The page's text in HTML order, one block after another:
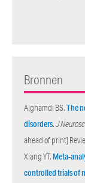
Bronnen
Alghamdi BS.The
disorders.J
ahead of print]
Xiang YT. Meta-
controlled trials of